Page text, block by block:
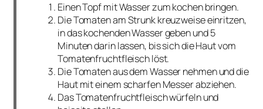
Einen Topf mit Wasser zum kochen bringen.
Die Tomaten am Strunk kreuzweise einritzen,
in das kochenden Wasser geben und 5
Minuten darin lassen, bis sich die Haut vom
Tomatenfruchtfleisch löst.
Die Tomaten aus dem Wasser nehmen und die
Haut mit einem scharfen Messer abziehen.
Das Tomatenfruchtfleisch würfeln und